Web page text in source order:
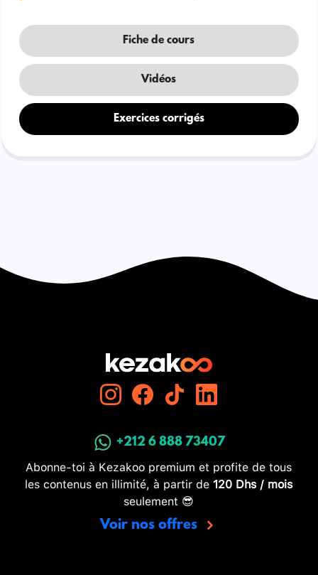
Fiche de cours
Vidéos
Exercices corrigés
+212 6 888 73407
Abonne-toi à Kezakoo premium et profite de tous
les contenus en illimité, à partir de 120 Dhs / mois
seulement 😎
Voir nos offres